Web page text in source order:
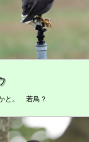
と。 若鳥？